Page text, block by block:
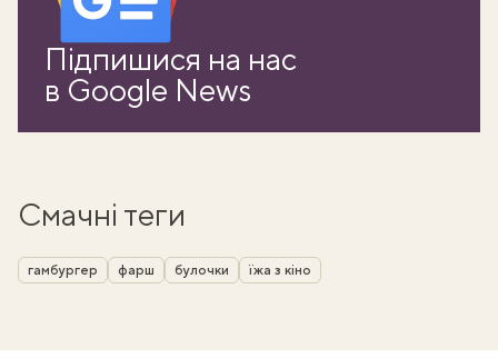
Підпишися на нас
в Google News
Смачні теги
гамбургер фарш булочки їжа з кіно